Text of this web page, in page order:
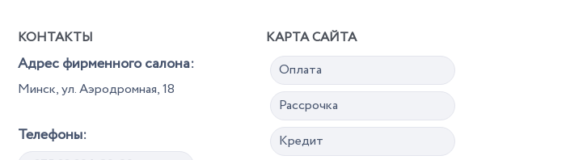
КОНТАКТЫ
Адрес фирменного салона:
Минск, ул. Аэродромная, 18
Телефоны:
КАРТА САЙТА
Оплата
Рассрочка
Кредит